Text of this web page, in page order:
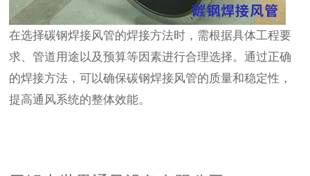
在选择碳钢焊接风管的焊接方法时，需根据具体工程要
求、管道用途以及预算等因素进行合理选择。通过正确
的焊接方法，可以确保碳钢焊接风管的质量和稳定性，
提高通风系统的整体效能。